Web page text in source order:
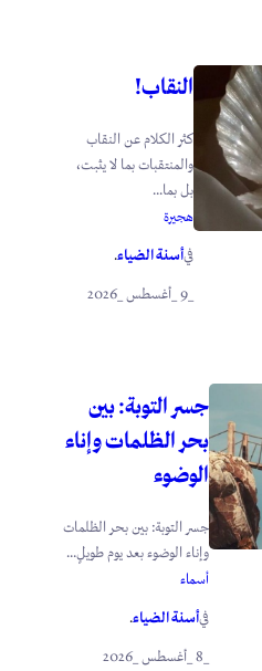
النقاب!
كثر الكلام عن النقاب
والمنتقبات بما لا يثبت،
بل بما...
هجيرة
فيأسنة الضياء.
جسر التوبة: بين
بحر الظلمات وإناء
الوضوء
جسر التوبة: بين بحر الظلمات
وإناء الوضوء بعد يوم طويلٍ...
أسماء
فيأسنة الضياء.